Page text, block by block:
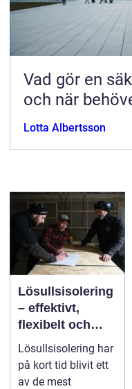
Vad gör en
och när
Lotta Albertsson
Lösullsisolering
– effektivt,
flexibelt och
klimatsmart
Lösullsisolering har
på kort tid blivit ett
av de mest